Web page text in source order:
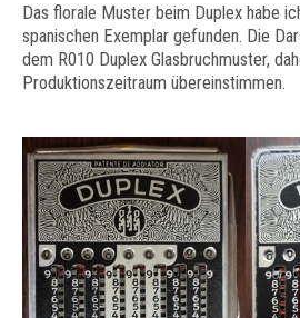
Das florale Muster beim Duplex habe
spanischen Exemplar gefunden. Die
dem R010 Duplex Glasbruchmuster,
Produktionszeitraum übereinstimmen.